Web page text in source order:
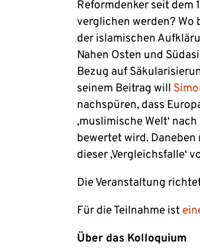
Reformdenker seit dem
verglichen werden?
der islamischen
Nahen Osten und
Bezug auf
seinem Beitrag will
nachspüren, dass
‚muslimische Welt‘
bewertet wird.
dieser ‚Vergleichsfalle‘
Die Veranstaltung
Für die Teilnahme ist
Über das Kolloquium